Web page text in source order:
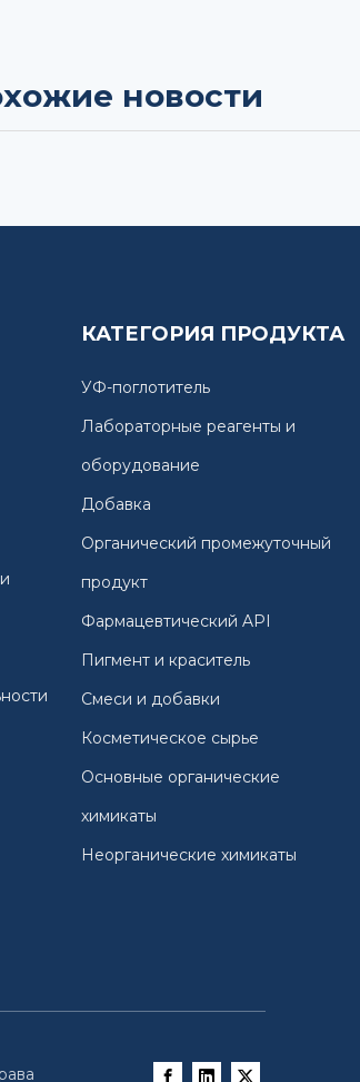
новости
КАТЕГОРИЯ ПРОДУКТА
УФ-поглотитель
Лабораторные реагенты и
оборудование
Добавка
Органический промежуточный
продукт
Фармацевтический API
Пигмент и краситель
Смеси и добавки
Косметическое сырье
Основные органические
химикаты
Неорганические химикаты